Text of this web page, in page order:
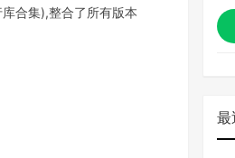
合集),整合了所有版本
最